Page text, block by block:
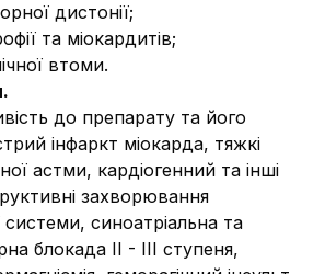
дистонії;
та міокардитів;
втоми.
до препарату та його
інфаркт міокарда, тяжкі
астми, кардіогенний та інші
захворювання
синоатріальна та
блокада II - III ступеня,